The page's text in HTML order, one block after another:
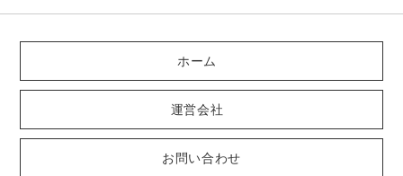
ホーム
運営会社
お問い合わせ